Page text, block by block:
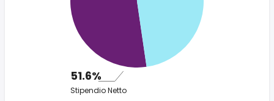
51.6%
Stipendio Netto